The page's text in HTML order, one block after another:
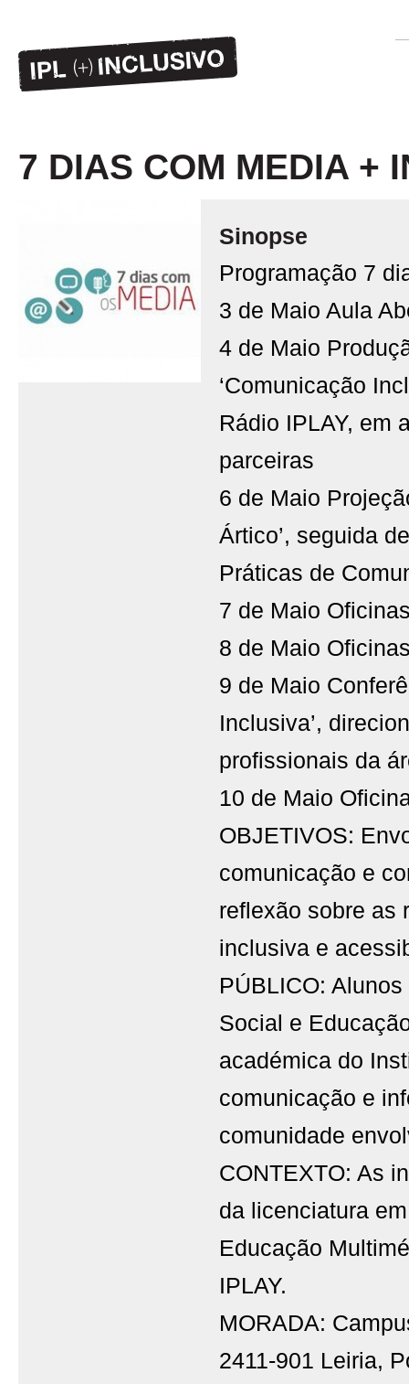
7 DIAS COM MEDIA +
Sinopse
Programação 7
3 de Maio Aula
4 de Maio
‘Comunicação
Rádio IPLAY, em
parceiras
6 de Maio
Ártico’, seguida
Práticas de
7 de Maio
8 de Maio
9 de Maio
Inclusiva’,
profissionais da
10 de Maio
OBJETIVOS:
comunicação e
reflexão sobre as
inclusiva e
PÚBLICO:
Social e
académica do
comunicação e
comunidade
CONTEXTO: As
da licenciatura
Educação
IPLAY.
MORADA:
2411-901 Leiria,